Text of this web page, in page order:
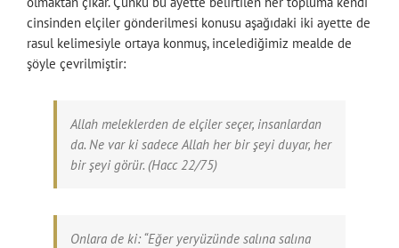
cinsinden elçiler gönderilmesi konusu aşağıdaki iki ayette de
rasul kelimesiyle ortaya konmuş, incelediğimiz mealde de
şöyle çevrilmiştir:
Allah meleklerden de elçiler seçer, insanlardan
da. Ne var ki sadece Allah her bir şeyi duyar, her
bir şeyi görür. (Hacc 22/75)
Onlara de ki: “Eğer yeryüzünde salına salına